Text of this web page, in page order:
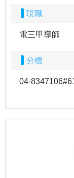
現職
電三甲導師
分機
04-